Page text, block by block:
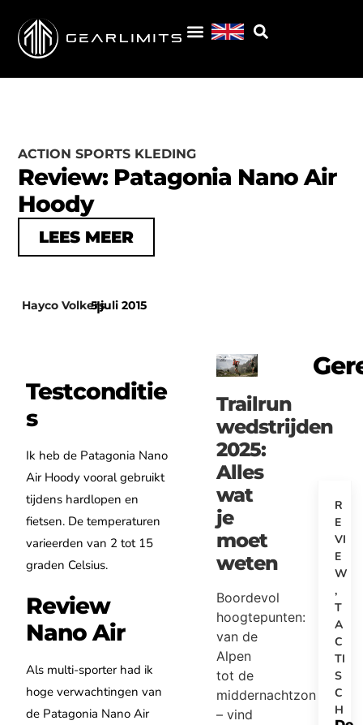
ACTION SPORTS KLEDING
Review: Patagonia Nano Air
Hoody
LEES MEER
Hayco Volkers
|
5 juli 2015
Testconditie
s
Ik heb de Patagonia Nano
Air Hoody vooral gebruikt
tijdens hardlopen en
fietsen. De temperaturen
varieerden van 2 tot 15
graden Celsius.
Review
Nano Air
Als multi-sporter had ik
hoge verwachtingen van
de Patagonia Nano Air
Trailrun
wedstrijden
2025:
Alles
wat
je
moet
weten
Boordevol
hoogtepunten:
van de
Alpen
tot de
middernachtzon
– vind
R
E
VI
E
W
,
T
A
C
TI
S
C
H